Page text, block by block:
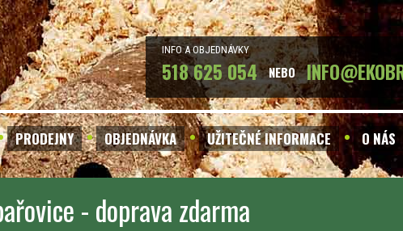
INFO A OBJEDNÁVKY
518 625 054 NEBO
PRODEJNY OBJEDNÁVKA UŽITEČNÉ INFORMACE O NÁS
- doprava zdarma